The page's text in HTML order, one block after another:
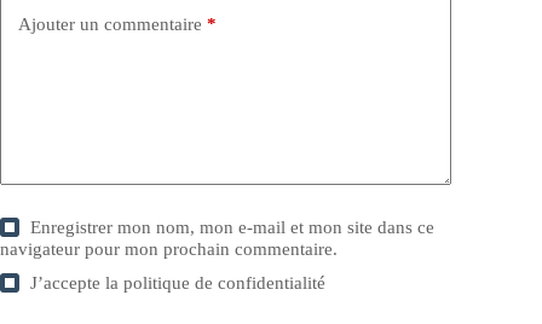
Ajouter un commentaire *
Enregistrer mon nom, mon e-mail et mon site dans ce
navigateur pour mon prochain commentaire.
J’accepte lapolitique de confidentialité